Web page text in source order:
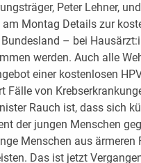
Peter Lehner,
am Montag Details zur
– bei
werden. Auch alle
einer kostenlosen
Fälle von
Rauch ist, dass sich
der jungen Menschen
Menschen aus
Das ist jetzt